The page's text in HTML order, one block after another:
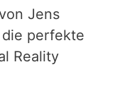
Jens
perfekte
Reality